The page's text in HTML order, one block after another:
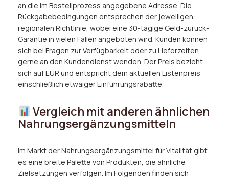
an die im Bestellprozess angegebene Adresse. Die
Rückgabebedingungen entsprechen der jeweiligen
regionalen Richtlinie, wobei eine 30-tägige Geld-zurück-
Garantie in vielen Fällen angeboten wird. Kunden können
sich bei Fragen zur Verfügbarkeit oder zu Lieferzeiten
gerne an den Kundendienst wenden. Der Preis bezieht
sich auf EUR und entspricht dem aktuellen Listenpreis
einschließlich etwaiger Einführungsrabatte.
Vergleich mit anderen ähnlichen
Nahrungsergänzungsmitteln
Im Markt der Nahrungsergänzungsmittel für Vitalität gibt
es eine breite Palette von Produkten, die ähnliche
Zielsetzungen verfolgen. Im Folgenden finden sich